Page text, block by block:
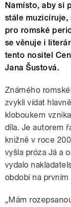
Namísto, aby si
stále muzicíruje,
pro romské
se věnuje i
tento nositel
Jana Šustová.
Známého
zvykli vídat
kloboukem
díla. Je autorem
knižně v roce
vyšla próza Já a
vydalo
období na
„Mám